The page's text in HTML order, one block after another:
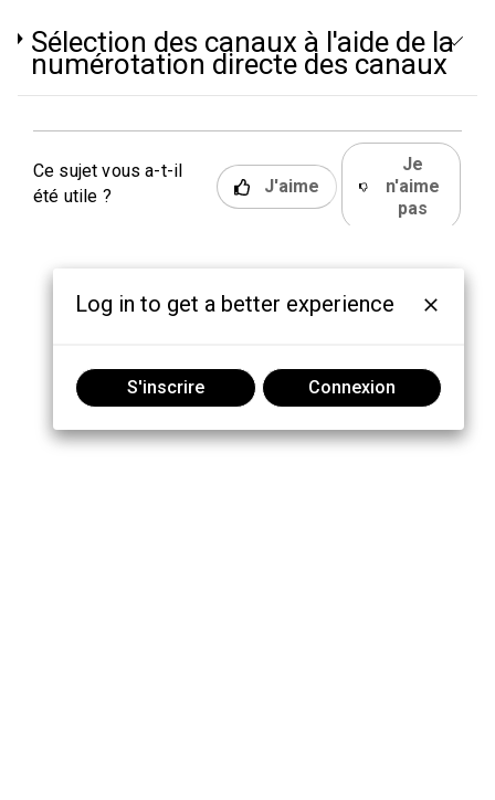
Sélection des canaux à l'aide de la
numérotation directe des canaux
Ce sujet vous a-t-il
été utile ?
J'aime
Je
n'aime
pas
Log in to get a better experience
S'inscrire Connexion